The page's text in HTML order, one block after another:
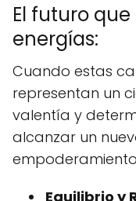
El futuro
energías:
Cuando estas
representan un
valentía y
alcanzar un
Equilibrio y